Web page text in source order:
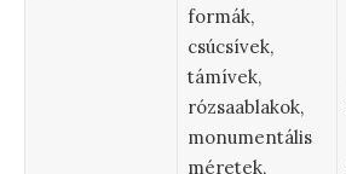
formák,
csúcsívek,
támívek,
rózsaablakok,
monumentális
méretek,